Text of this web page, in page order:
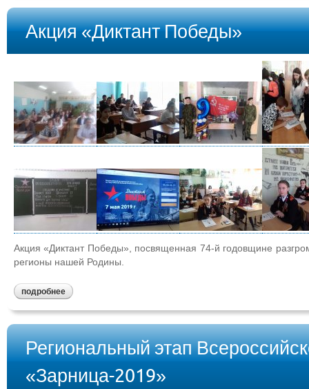
Акция «Диктант Победы»
Акция «Диктант Победы», посвященная 74-й годовщине
регионы нашей Родины.
подробнее
Региональный этап
«Зарница-2019»